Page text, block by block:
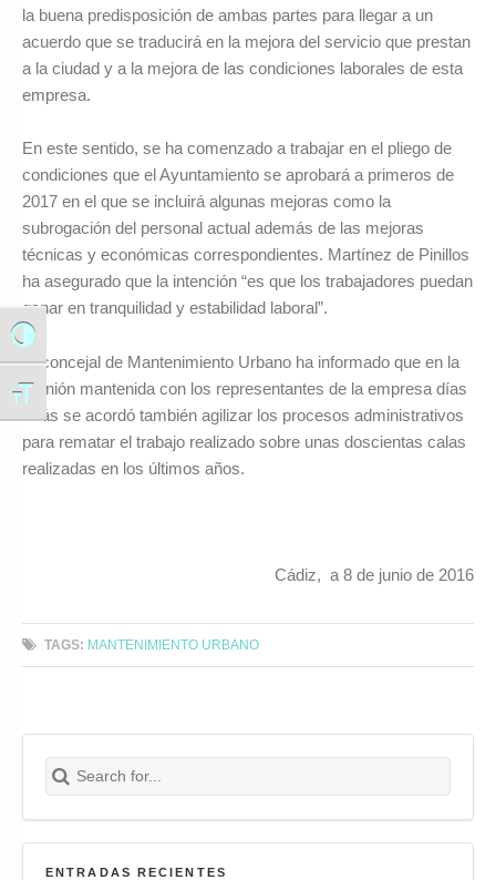
Alternar alto contraste
Alternar tamaño de letra
la buena predisposición de ambas partes para llegar a un
acuerdo que se traducirá en la mejora del servicio que prestan
a la ciudad y a la mejora de las condiciones laborales de esta
empresa.
En este sentido, se ha comenzado a trabajar en el pliego de
condiciones que el Ayuntamiento se aprobará a primeros de
2017 en el que se incluirá algunas mejoras como la
subrogación del personal actual además de las mejoras
técnicas y económicas correspondientes. Martínez de Pinillos
ha asegurado que la intención “es que los trabajadores puedan
ganar en tranquilidad y estabilidad laboral”.
El concejal de Mantenimiento Urbano ha informado que en la
reunión mantenida con los representantes de la empresa días
atrás se acordó también agilizar los procesos administrativos
para rematar el trabajo realizado sobre unas doscientas calas
realizadas en los últimos años.
Cádiz, a 8 de junio de 2016
TAGS: MANTENIMIENTO URBANO
Search for:
Buscar
ENTRADAS RECIENTES